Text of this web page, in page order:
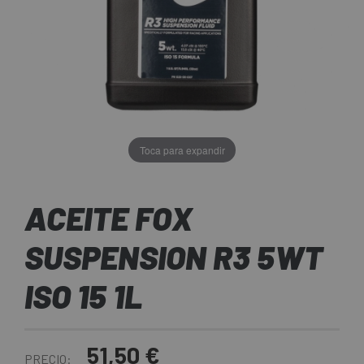
Toca para expandir
ACEITE FOX
SUSPENSION R3 5WT
ISO 15 1L
PRECIO: 51,50 €